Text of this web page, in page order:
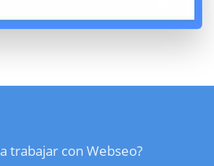
trabajar con Webseo?